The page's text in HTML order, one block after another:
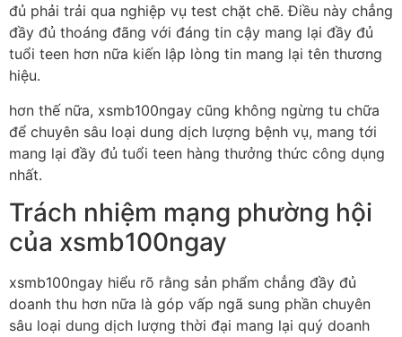
đủ phải trải qua nghiệp vụ test chặt chẽ. Điều này chẳng
đầy đủ thoáng đãng với đáng tin cậy mang lại đầy đủ
tuổi teen hơn nữa kiến lập lòng tin mang lại tên thương
hiệu.
hơn thế nữa, xsmb100ngay cũng không ngừng tu chữa
để chuyên sâu loại dung dịch lượng bệnh vụ, mang tới
mang lại đầy đủ tuổi teen hàng thưởng thức công dụng
nhất.
Trách nhiệm mạng phường hội
của xsmb100ngay
xsmb100ngay hiểu rõ rằng sản phẩm chẳng đầy đủ
doanh thu hơn nữa là góp vấp ngã sung phần chuyên
sâu loại dung dịch lượng thời đại mang lại quý doanh